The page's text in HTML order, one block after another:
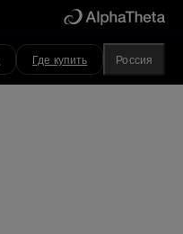
Где купить Россия